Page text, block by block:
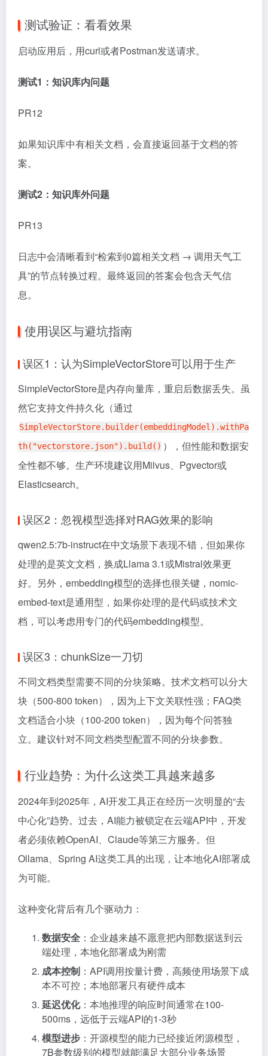
测试验证：看看效果
启动应用后，用curl或者Postman发送请求。
测试1：知识库内问题
PR12
如果知识库中有相关文档，会直接返回基于文档的答
案。
测试2：知识库外问题
PR13
日志中会清晰看到“检索到0篇相关文档 → 调用天气工
具”的节点转换过程。最终返回的答案会包含天气信
息。
使用误区与避坑指南
误区1：认为SimpleVectorStore可以用于生产
SimpleVectorStore是内存向量库，重启后数据丢失。虽
然它支持文件持久化（通过
SimpleVectorStore.builder(embeddingModel).withPa
th("vectorstore.json").build() ），但性能和数据安
全性都不够。生产环境建议用Milvus、Pgvector或
Elasticsearch。
误区2：忽视模型选择对RAG效果的影响
qwen2.5:7b-instruct在中文场景下表现不错，但如果你
处理的是英文文档，换成Llama 3.1或Mistral效果更
好。另外，embedding模型的选择也很关键，nomic-
embed-text是通用型，如果你处理的是代码或技术文
档，可以考虑用专门的代码embedding模型。
误区3：chunkSize一刀切
不同文档类型需要不同的分块策略。技术文档可以分大
块（500-800 token），因为上下文关联性强；FAQ类
文档适合小块（100-200 token），因为每个问答独
立。建议针对不同文档类型配置不同的分块参数。
行业趋势：为什么这类工具越来越多
2024年到2025年，AI开发工具正在经历一次明显的“去
中心化”趋势。过去，AI能力被锁定在云端API中，开发
者必须依赖OpenAI、Claude等第三方服务。但
Ollama、Spring AI这类工具的出现，让本地化AI部署成
为可能。
这种变化背后有几个驱动力：
数据安全 ：企业越来越不愿意把内部数据送到云
端处理，本地化部署成为刚需
成本控制 ：API调用按量计费，高频使用场景下成
本不可控；本地部署只有硬件成本
延迟优化：本地推理的响应时间通常在100-
500ms，远低于云端API的1-3秒
模型进步 ：开源模型的能力已经接近闭源模型，
7B参数级别的模型就能满足大部分业务场景